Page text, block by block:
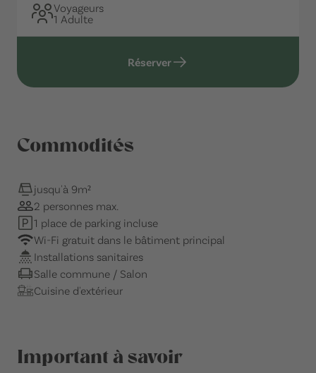
Voyageurs
1 Adulte
Réserver
Commodités
jusqu'à 9m²
2 personnes max.
1 place de parking incluse
Wi-Fi gratuit dans le bâtiment principal
Installations sanitaires
Salle commune / Salon
Cuisine d'extérieur
Important à savoir